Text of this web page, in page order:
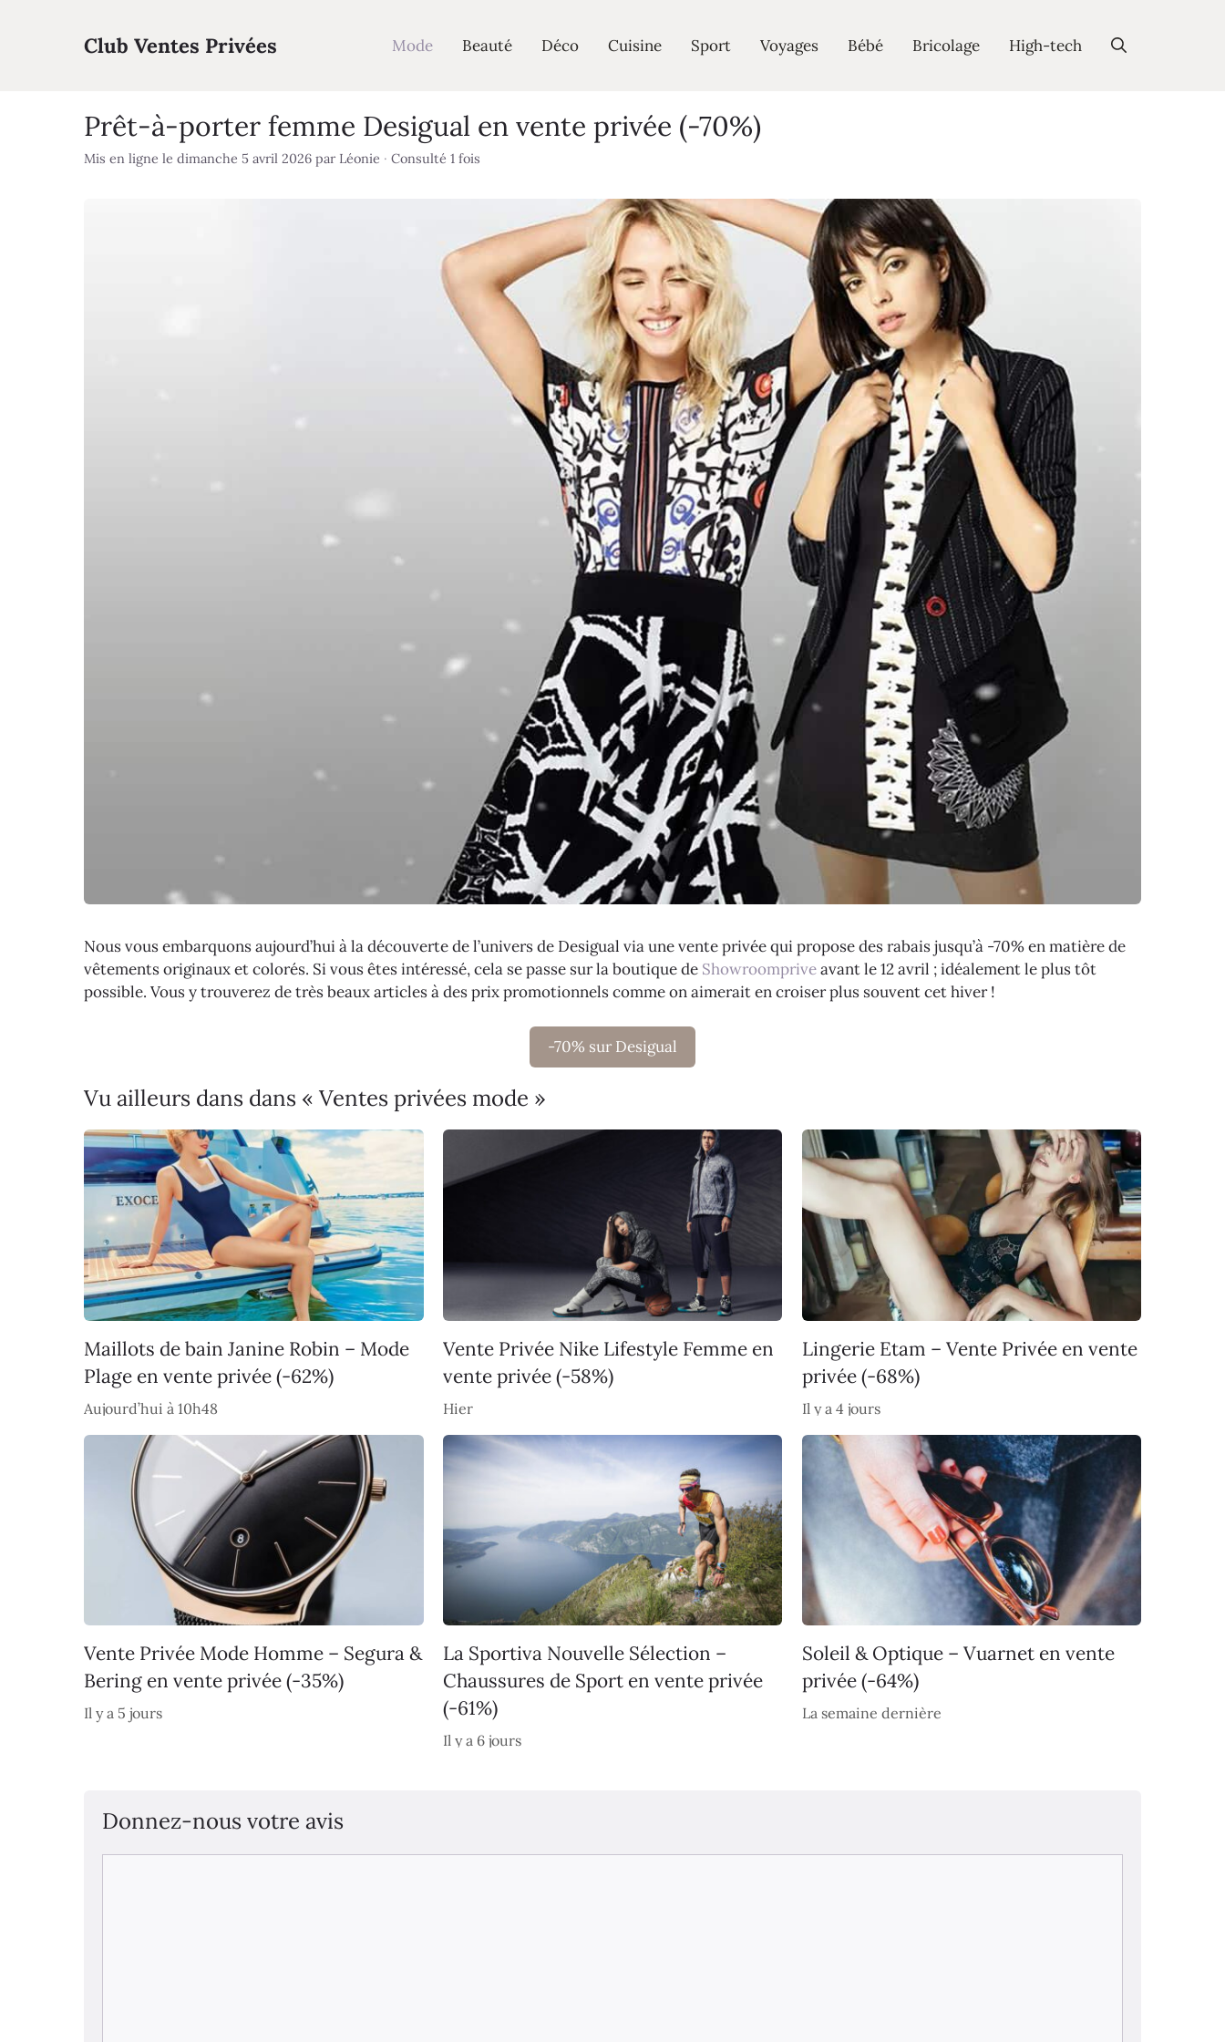
Club Ventes Privées Mode Beauté Déco Cuisine Sport Voyages Bébé Bricolage High-tech
Prêt-à-porter femme Desigual en vente privée (-70%)
Mis en ligne le dimanche 5 avril 2026 par Léonie · Consulté 1 fois
Nous vous embarquons aujourd’hui à la découverte de l’univers de Desigual via une vente privée qui propose des rabais jusqu’à -70% en matière de
vêtements originaux et colorés. Si vous êtes intéressé, cela se passe sur la boutique de Showroompriveavant le 12 avril ; idéalement le plus tôt
possible. Vous y trouverez de très beaux articles à des prix promotionnels comme on aimerait en croiser plus souvent cet hiver !
-70% sur Desigual
Vu ailleurs dans dans « Ventes privées mode »
Maillots de bain Janine Robin – Mode
Plage en vente privée (-62%)
Aujourd’hui à 10h48
Vente Privée Nike Lifestyle Femme en
vente privée (-58%)
Hier
Lingerie Etam – Vente Privée en vente
privée (-68%)
Il y a 4 jours
Vente Privée Mode Homme – Segura &
Bering en vente privée (-35%)
Il y a 5 jours
La Sportiva Nouvelle Sélection –
Chaussures de Sport en vente privée
(-61%)
Il y a 6 jours
Soleil & Optique – Vuarnet en vente
privée (-64%)
La semaine dernière
Donnez-nous votre avis